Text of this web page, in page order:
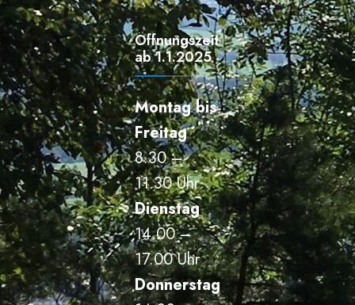
Öffnungszeiten
ab 1.1.2025
Montag bis
Freitag
8.30 –
11.30 Uhr
Dienstag
14.00 –
17.00 Uhr
Donnerstag